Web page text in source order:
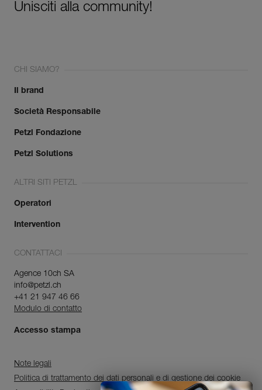
Unisciti alla community!
CHI SIAMO?
Il brand
Società Responsabile
Petzl Fondazione
Petzl Solutions
ALTRI SITI PETZL
Operatori
Intervention
CONTATTACI
Agence 10ch SA
info@petzl.ch
+41 21 947 46 66
Modulo di contatto
Accesso stampa
Note legali
Politica di trattamento dei dati personali e di gestione dei cookie